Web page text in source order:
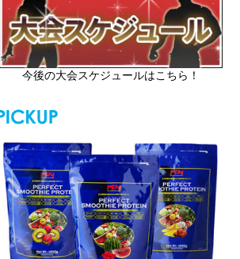
今後の大会スケジュールはこちら！